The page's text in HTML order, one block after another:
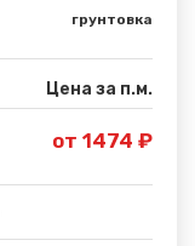
грунтовка
Цена за п.м.
от 1474 ₽